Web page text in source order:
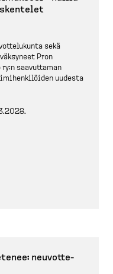
sekä
Pron
saavuttaman
uudesta
neuvot­te­